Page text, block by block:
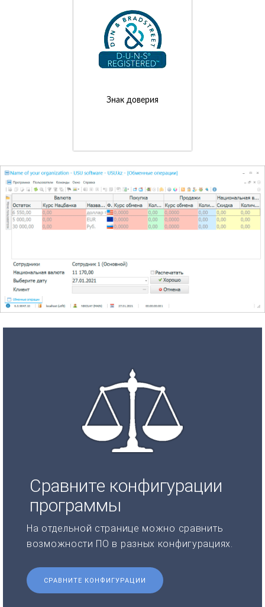
Знак доверия
Сравните конфигурации
программы
На отдельной странице можно сравнить
возможности ПО в разных конфигурациях.
СРАВНИТЕ КОНФИГУРАЦИИ